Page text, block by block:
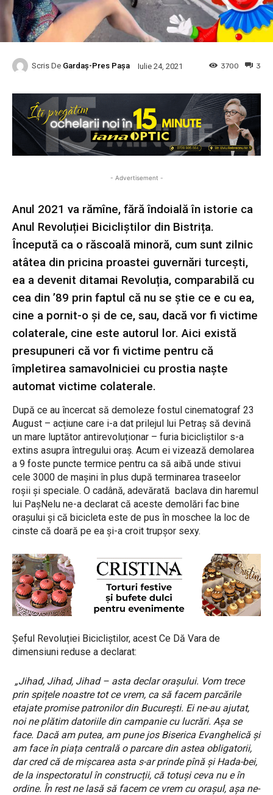
Scris De Gardaș-Pres Pașa Iulie 24, 2021 3
3700
- Advertisement -
Anul 2021 va rămîne, fără îndoială în istorie ca
Anul Revoluției Bicicliștilor din Bistrița.
Începută ca o răscoală minoră, cum sunt zilnic
atâtea din pricina proastei guvernări turcești,
ea a devenit ditamai Revoluția, comparabilă cu
cea din ’89 prin faptul că nu se știe ce e cu ea,
cine a pornit-o și de ce, sau, dacă vor fi victime
colaterale, cine este autorul lor. Aici există
presupuneri că vor fi victime pentru că
împletirea samavolniciei cu prostia naște
automat victime colaterale.
După ce au încercat să demoleze fostul cinematograf 23
August – acțiune care i-a dat prilejul lui Petraș să devină
un mare luptător antirevoluționar – furia bicicliștilor s-a
extins asupra întregului oraș. Acum ei vizează demolarea
a 9 foste puncte termice pentru ca să aibă unde stivui
cele 3000 de mașini în plus după terminarea traseelor
roșii și speciale. O cadână, adevărată baclava din haremul
lui PașNelu ne-a declarat că aceste demolări fac bine
orașului și că bicicleta este de pus în moschee la loc de
cinste că doară pe ea și-a croit trupșor sexy.
Șeful Revoluției Bicicliștilor, acest Ce Dă Vara de
dimensiuni reduse a declarat:
„Jihad, Jihad, Jihad – asta declar orașului. Vom trece
prin spițele noastre tot ce vrem, ca să facem parcările
etajate promise patronilor din București. Ei ne-au ajutat,
noi ne plătim datoriile din campanie cu lucrări. Așa se
face. Dacă am putea, am pune jos Biserica Evanghelică și
am face în piața centrală o parcare din astea obligatorii,
dar cred că de mișcarea asta s-ar prinde pînă și Hada-bei,
de la inspectoratul în construcții, că totuși ceva nu e în
ordine. În rest ne lasă să facem ce vrem cu orașul, așa ne-